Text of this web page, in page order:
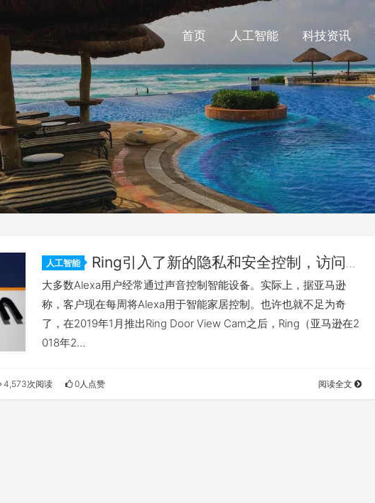
首页 人工智能 科技资讯
人工智能
Ring引入了新的隐私和安全控制，访问控
制器和智能照明
大多数Alexa用户经常通过声音控制智能设备。实际上，据亚马逊
称，客户现在每周将Alexa用于智能家居控制。也许也就不足为奇
了，在2019年1月推出Ring Door View Cam之后，Ring（亚马逊在2
018年2…
4,573次阅读 0人点赞 阅读全文